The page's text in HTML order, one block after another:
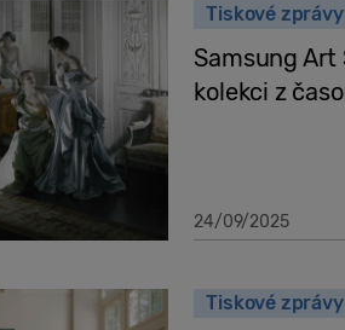
Tiskové zprávy
Samsung
kolekci z
24/09/2025
Tiskové zprávy